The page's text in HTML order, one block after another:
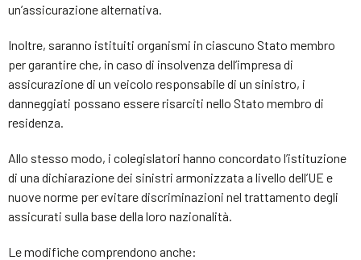
un’assicurazione alternativa.
Inoltre, saranno istituiti organismi in ciascuno Stato membro
per garantire che, in caso di insolvenza dell’impresa di
assicurazione di un veicolo responsabile di un sinistro, i
danneggiati possano essere risarciti nello Stato membro di
residenza.
Allo stesso modo, i colegislatori hanno concordato l’istituzione
di una dichiarazione dei sinistri armonizzata a livello dell’UE e
nuove norme per evitare discriminazioni nel trattamento degli
assicurati sulla base della loro nazionalità.
Le modifiche comprendono anche: